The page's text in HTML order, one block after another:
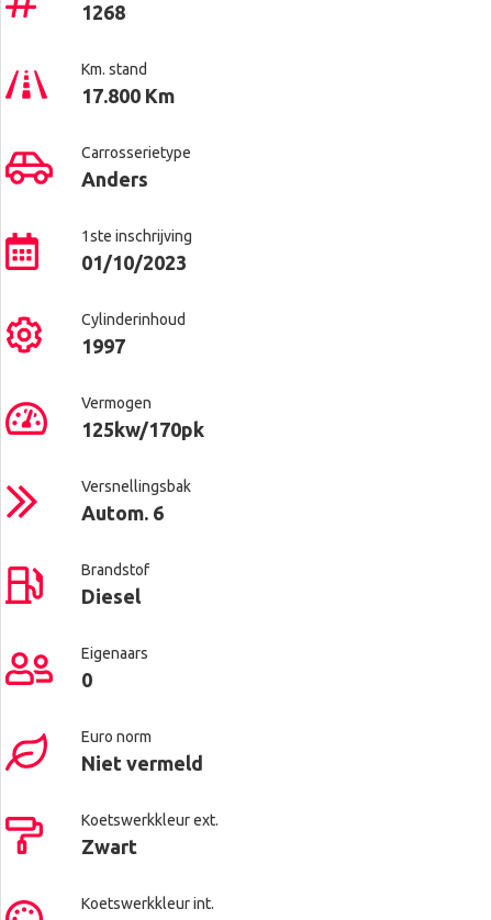
1268
Km. stand
17.800 Km
Carrosserietype
Anders
1ste inschrijving
01/10/2023
Cylinderinhoud
1997
Vermogen
125kw/170pk
Versnellingsbak
Autom. 6
Brandstof
Diesel
Eigenaars
0
Euro norm
Niet vermeld
Koetswerkkleur ext.
Zwart
Koetswerkkleur int.